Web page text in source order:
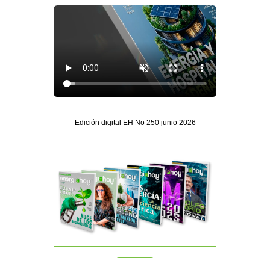
Edición digital EH No 250 junio 2026